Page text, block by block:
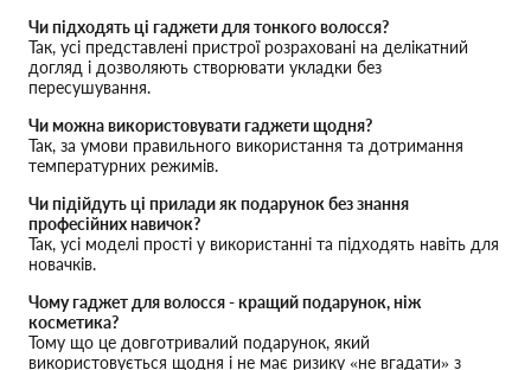
Чи підходять ці гаджети для тонкого волосся?
Так, усі представлені пристрої розраховані на делікатний
догляд і дозволяють створювати укладки без
пересушування.
Чи можна використовувати гаджети щодня?
Так, за умови правильного використання та дотримання
температурних режимів.
Чи підійдуть ці прилади як подарунок без знання
професійних навичок?
Так, усі моделі прості у використанні та підходять навіть для
новачків.
Чому гаджет для волосся - кращий подарунок, ніж
косметика?
Тому що це довготривалий подарунок, який
використовується щодня і не має ризику «не вгадати» з